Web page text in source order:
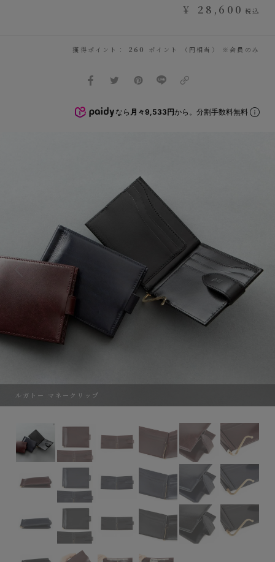
¥ 28,600 税込
獲得ポイント： 260 ポイント （円相当） ※会員のみ
なら 月々9,533円から。分割手数料無料
ルガトー マネークリップ
ルガトー マネークリップ